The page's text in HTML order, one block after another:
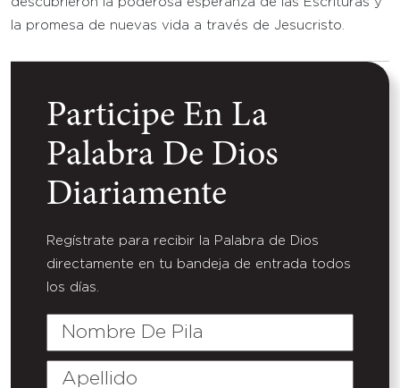
la promesa de nuevas vida a través de Jesucristo.
Participe En La
Palabra De Dios
Diariamente
Regístrate para recibir la Palabra de Dios
directamente en tu bandeja de entrada todos
los días.
Nombre
Pila
Apellido